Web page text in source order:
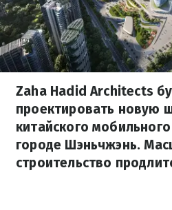
Zaha Hadid Architects
проектировать новую
китайского
городе Шэньчжэнь.
строительство